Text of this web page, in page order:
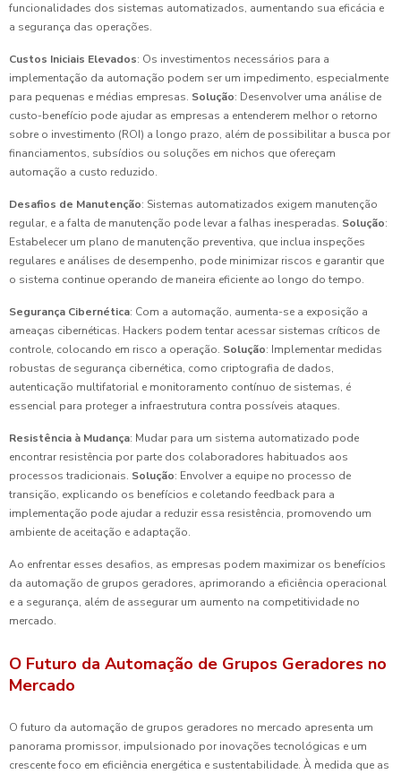
funcionalidades dos sistemas automatizados, aumentando sua eficácia e
a segurança das operações.
Custos Iniciais Elevados: Os investimentos necessários para a
implementação da automação podem ser um impedimento, especialmente
para pequenas e médias empresas. Solução: Desenvolver uma análise de
custo-benefício pode ajudar as empresas a entenderem melhor o retorno
sobre o investimento (ROI) a longo prazo, além de possibilitar a busca por
financiamentos, subsídios ou soluções em nichos que ofereçam
automação a custo reduzido.
Desafios de Manutenção: Sistemas automatizados exigem manutenção
regular, e a falta de manutenção pode levar a falhas inesperadas. Solução:
Estabelecer um plano de manutenção preventiva, que inclua inspeções
regulares e análises de desempenho, pode minimizar riscos e garantir que
o sistema continue operando de maneira eficiente ao longo do tempo.
Segurança Cibernética: Com a automação, aumenta-se a exposição a
ameaças cibernéticas. Hackers podem tentar acessar sistemas críticos de
controle, colocando em risco a operação. Solução: Implementar medidas
robustas de segurança cibernética, como criptografia de dados,
autenticação multifatorial e monitoramento contínuo de sistemas, é
essencial para proteger a infraestrutura contra possíveis ataques.
Resistência à Mudança: Mudar para um sistema automatizado pode
encontrar resistência por parte dos colaboradores habituados aos
processos tradicionais. Solução: Envolver a equipe no processo de
transição, explicando os benefícios e coletando feedback para a
implementação pode ajudar a reduzir essa resistência, promovendo um
ambiente de aceitação e adaptação.
Ao enfrentar esses desafios, as empresas podem maximizar os benefícios
da automação de grupos geradores, aprimorando a eficiência operacional
e a segurança, além de assegurar um aumento na competitividade no
mercado.
O Futuro da Automação de Grupos Geradores no
Mercado
O futuro da automação de grupos geradores no mercado apresenta um
panorama promissor, impulsionado por inovações tecnológicas e um
crescente foco em eficiência energética e sustentabilidade. À medida que as